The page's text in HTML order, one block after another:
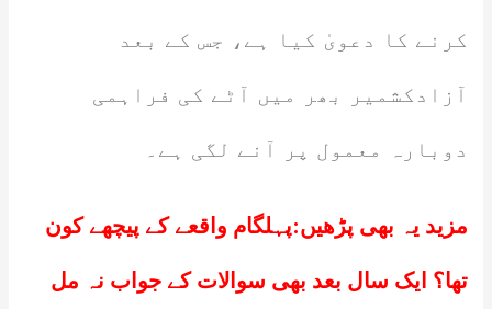
کرنے کا دعویٰ کیا ہے، جس کے بعد
آزادکشمیر بھر میں آٹے کی فراہمی
دوبارہ معمول پر آنے لگی ہے۔
مزید یہ بھی پڑھیں:پہلگام واقعے کے پیچھے کون
تھا؟ ایک سال بعد بھی سوالات کے جواب نہ مل